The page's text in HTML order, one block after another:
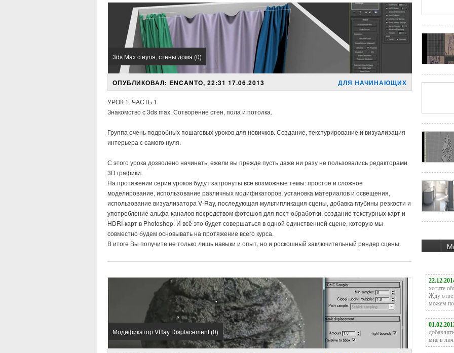
3ds Max с нуля, стены дома (0)
ОПУБЛИКОВАЛ: ENCANTO, 22:31 17.06.2013 ДЛЯ НАЧИНАЮЩИХ
УРОК 1. ЧАСТЬ 1
Знакомство с 3ds max. Сотворение стен, пола и потолка.
Группа очень подробных пошаговых уроков для новичков. Создание, текстурирование и визуализация
интерьера с самого нуля.
С этого урока дозволено начинать, ежели вы прежде пусть даже ни разу не пользовались редакторами
3D графики.
На протяжении серии уроков будут затронуты все возможные темы: простое и сложное
моделирование, использование различных модификаторов, установка материалов и освещения,
использование визуализатора V-Ray, последующая мультипликация сцены, добавка глубины резкости и
употребление альфа-каналов посредством фотошоп для пост-обработки, создание текстурных карт и
HDRI-карт в Photoshop. И всё это будет совершаться в одной единственной сцене, которую мы
совместно будем основывать на протяжение всего курса.
В итоге Вы получите не только лишь навыки и опыт, но и роскошный заключительный рендер сцены.
Модификатор VRay Displacement (0)